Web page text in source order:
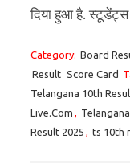
दिया हुआ है.
Category: Board
Result Score Card
Telangana 10th
Live.Com ,
Result 2025 , ts 10th